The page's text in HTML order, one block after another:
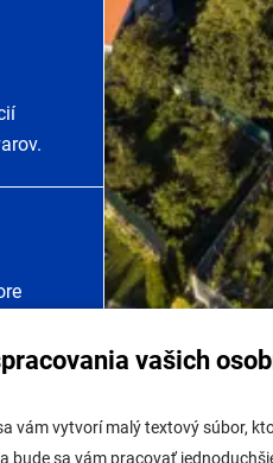
vašich
vám vytvorí malý textový súbor,
bude sa vám pracovať
Úradná tabuľa - životné